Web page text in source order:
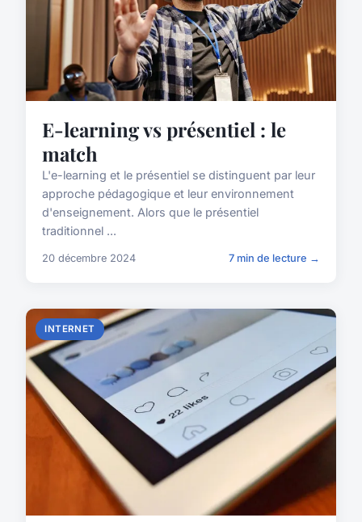
E-learning vs présentiel : le
match
L'e-learning et le présentiel se distinguent par leur
approche pédagogique et leur environnement
d'enseignement. Alors que le présentiel
traditionnel ...
20 décembre 2024 7 min de lecture →
INTERNET